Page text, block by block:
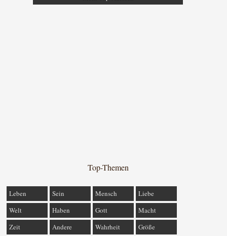
Top-Themen
Leben Sein Mensch
Liebe
Welt
Haben Gott
Macht
Zeit
Andere Wahrheit Größe